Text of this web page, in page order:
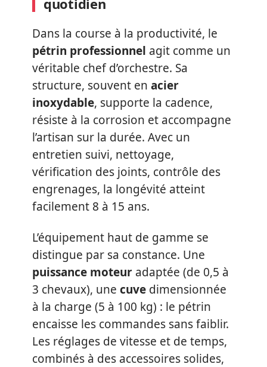
Dans la course à la productivité, le
pétrin professionnel agit comme un
véritable chef d’orchestre. Sa
structure, souvent en acier
inoxydable, supporte la cadence,
résiste à la corrosion et accompagne
l’artisan sur la durée. Avec un
entretien suivi, nettoyage,
vérification des joints, contrôle des
engrenages, la longévité atteint
facilement 8 à 15 ans.
L’équipement haut de gamme se
distingue par sa constance. Une
puissance moteur adaptée (de 0,5 à
3 chevaux), une cuve dimensionnée
à la charge (5 à 100 kg) : le pétrin
encaisse les commandes sans faiblir.
Les réglages de vitesse et de temps,
combinés à des accessoires solides,